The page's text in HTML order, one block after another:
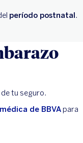
período postnatal.
tu seguro.
de BBVApara